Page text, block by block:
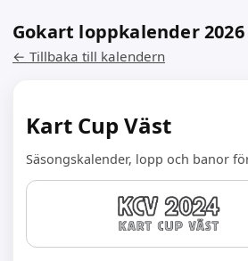
Gokart loppkalender 2026
← Tillbaka till kalendern
Kart Cup Väst
Säsongskalender, lopp och banor